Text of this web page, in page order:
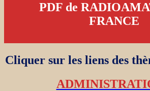
PDF de
FRANCE
Cliquer sur les liens des